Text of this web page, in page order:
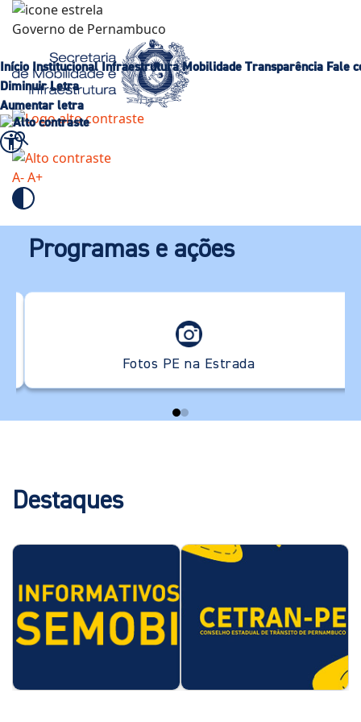
Governo de Pernambuco
A-A+
Início InstitucionalInfraestruturaMobilidade Transparência Fale
Diminuir Letra
Aumentar letra
Programas e ações
Fotos PE na Estrada
Destaques